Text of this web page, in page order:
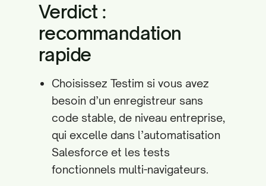
Verdict :
recommandation
rapide
Choisissez Testim si vous avez
besoin d’un enregistreur sans
code stable, de niveau entreprise,
qui excelle dans l’automatisation
Salesforce et les tests
fonctionnels multi-navigateurs.